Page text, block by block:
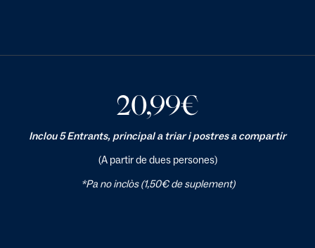
20,99€
Inclou 5 Entrants, principal a triar i postres a compartir
(A partir de dues persones)
*Pa no inclòs (1,50€ de suplement)